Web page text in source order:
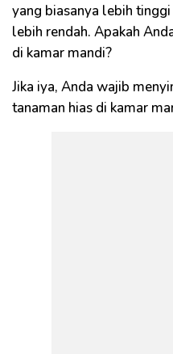
yang biasanya lebih
lebih rendah. Apakah
di kamar mandi?
Jika iya, Anda wajib
tanaman hias di kamar